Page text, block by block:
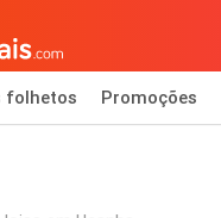
folhetos Promoções